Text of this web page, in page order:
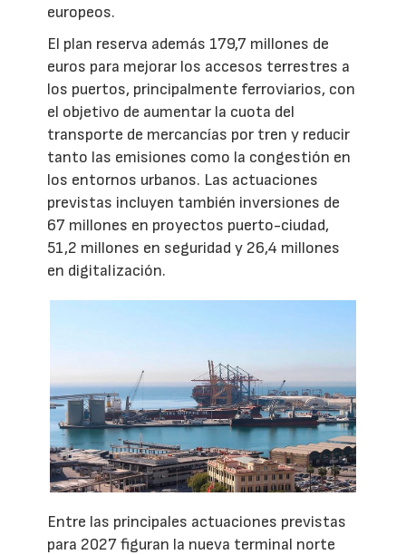
europeos.
El plan reserva además 179,7 millones de
euros para mejorar los accesos terrestres a
los puertos, principalmente ferroviarios, con
el objetivo de aumentar la cuota del
transporte de mercancías por tren y reducir
tanto las emisiones como la congestión en
los entornos urbanos. Las actuaciones
previstas incluyen también inversiones de
67 millones en proyectos puerto-ciudad,
51,2 millones en seguridad y 26,4 millones
en digitalización.
Entre las principales actuaciones previstas
para 2027 figuran la nueva terminal norte